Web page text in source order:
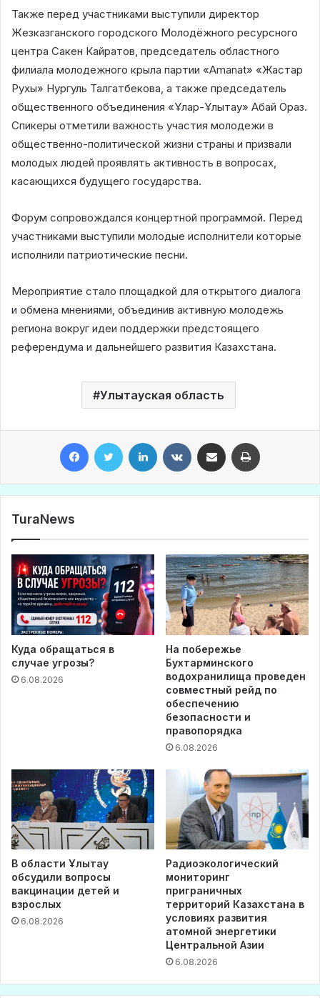
Также перед участниками выступили директор
Жезказганского городского Молодёжного ресурсного
центра Сакен Кайратов, председатель областного
филиала молодежного крыла партии «Amanat» «Жастар
Рухы» Нургуль Талгатбекова, а также председатель
общественного объединения «Ұлар-Ұлытау» Абай Ораз.
Спикеры отметили важность участия молодежи в
общественно-политической жизни страны и призвали
молодых людей проявлять активность в вопросах,
касающихся будущего государства.
Форум сопровождался концертной программой. Перед
участниками выступили молодые исполнители которые
исполнили патриотические песни.
Мероприятие стало площадкой для открытого диалога
и обмена мнениями, объединив активную молодежь
региона вокруг идеи поддержки предстоящего
референдума и дальнейшего развития Казахстана.
Улытауская область
TuraNews
Куда обращаться в
случае угрозы?
6.08.2026
На побережье
Бухтарминского
водохранилища проведен
совместный рейд по
обеспечению
безопасности и
правопорядка
6.08.2026
В области Ұлытау
обсудили вопросы
вакцинации детей и
взрослых
6.08.2026
Радиоэкологический
мониторинг
приграничных
территорий Казахстана в
условиях развития
атомной энергетики
Центральной Азии
6.08.2026